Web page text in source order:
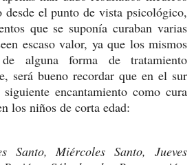
desde el punto de vista psicológico,
que se suponía curaban varias
escaso valor, ya que los mismos
de alguna forma de tratamiento
será bueno recordar que en el sur
encantamiento como cura
los niños de corta edad:
Santo, Miércoles Santo, Jueves